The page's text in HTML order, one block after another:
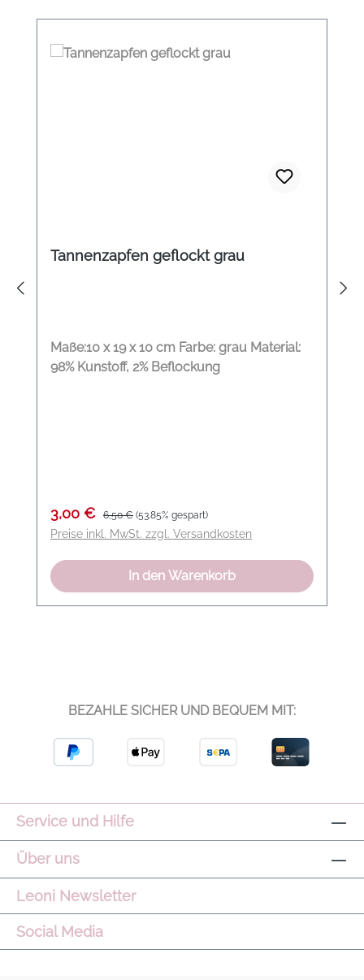
Tannenzapfen geflockt grau
Maße:10 x 19 x 10 cm Farbe: grau Material:
98% Kunstoff, 2% Beflockung
Verkaufspreis:
3,00 € Regulärer Preis:
6,50 € (53.85% gespart)
Preise inkl. MwSt. zzgl. Versandkosten
In den Warenkorb
BEZAHLE SICHER UND BEQUEM MIT:
Service und Hilfe
Über uns
Leoni Newsletter
Social Media